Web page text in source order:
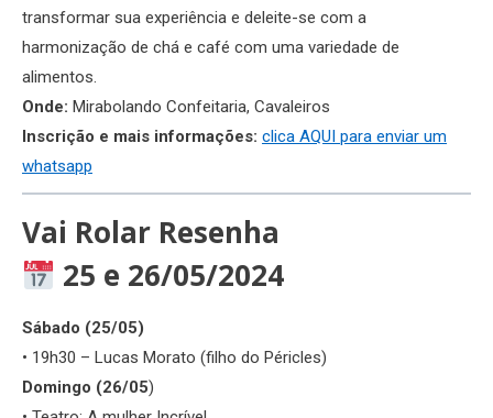
transformar sua experiência e deleite-se com a
harmonização de chá e café com uma variedade de
alimentos.
Onde: Mirabolando Confeitaria, Cavaleiros
Inscrição e mais informações: clica AQUI para enviar um
whatsapp
Vai Rolar Resenha
25 e 26/05/2024
Sábado (25/05)
• 19h30 – Lucas Morato (filho do Péricles)
Domingo (26/05)